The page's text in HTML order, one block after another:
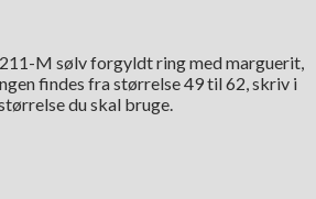
M sølv forgyldt ring med marguerit,
findes fra størrelse 49 til 62, skriv i
du skal bruge.